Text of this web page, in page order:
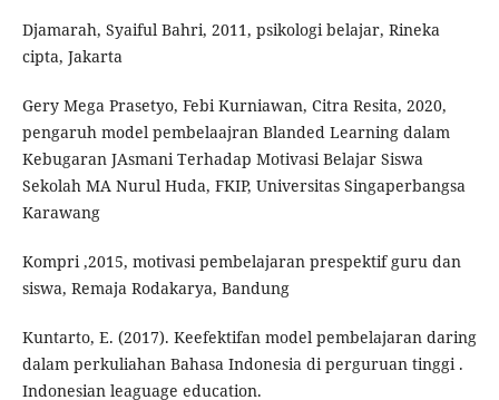
Djamarah, Syaiful Bahri, 2011, psikologi belajar, Rineka
cipta, Jakarta
Gery Mega Prasetyo, Febi Kurniawan, Citra Resita, 2020,
pengaruh model pembelaajran Blanded Learning dalam
Kebugaran JAsmani Terhadap Motivasi Belajar Siswa
Sekolah MA Nurul Huda, FKIP, Universitas Singaperbangsa
Karawang
Kompri ,2015, motivasi pembelajaran prespektif guru dan
siswa, Remaja Rodakarya, Bandung
Kuntarto, E. (2017). Keefektifan model pembelajaran daring
dalam perkuliahan Bahasa Indonesia di perguruan tinggi .
Indonesian leaguage education.